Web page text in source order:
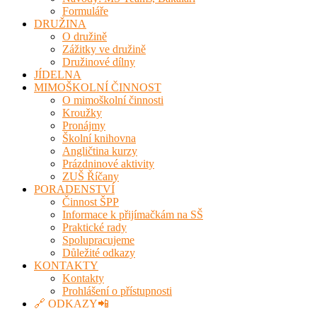
Formuláře
DRUŽINA
O družině
Zážitky ve družině
Družinové dílny
JÍDELNA
MIMOŠKOLNÍ ČINNOST
O mimoškolní činnosti
Kroužky
Pronájmy
Školní knihovna
Angličtina kurzy
Prázdninové aktivity
ZUŠ Říčany
PORADENSTVÍ
Činnost ŠPP
Informace k přijímačkám na SŠ
Praktické rady
Spolupracujeme
Důležité odkazy
KONTAKTY
Kontakty
Prohlášení o přístupnosti
🔗 ODKAZY📲